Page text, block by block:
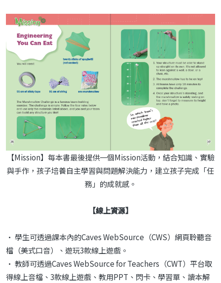
【Mission】每本書最後提供一個Mission活動，結合知識、實驗
與手作，孩子培養自主學習與問題解決能力，建立孩子完成「任
務」的成就感。
【線上資源】
• 學生可透過課本內的Caves WebSource（CWS）網頁聆聽音
檔（美式口音）、遊玩3款線上遊戲。
• 教師可透過Caves WebSource for Teachers（CWT）平台取
得線上音檔、3款線上遊戲、教用PPT、閃卡、學習單、讀本解